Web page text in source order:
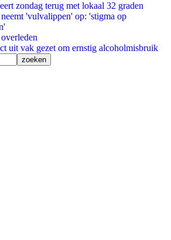
zondag terug met lokaal 32 graden
'vulvalippen' op: 'stigma op
uit vak gezet om ernstig alcoholmisbruik